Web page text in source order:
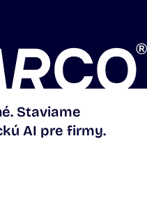
Staviame
AI pre firmy.